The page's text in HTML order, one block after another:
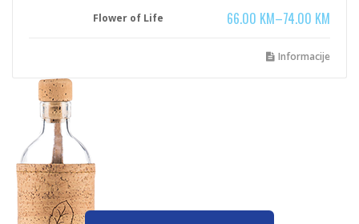
66.00 KM–74.00 KM
Flower of Life
Informacije